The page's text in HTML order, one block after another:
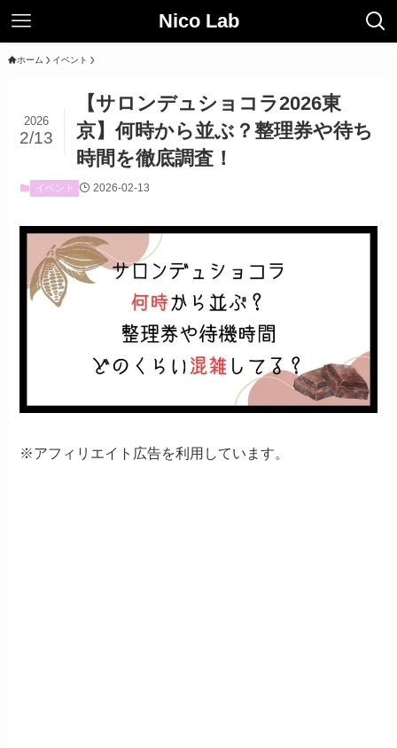
Nico Lab
ホーム イベント
【サロンデュショコラ2026東
京】何時から並ぶ？整理券や待ち
時間を徹底調査！
2026
2/13
イベント 2026-02-13
※アフィリエイト広告を利用しています。